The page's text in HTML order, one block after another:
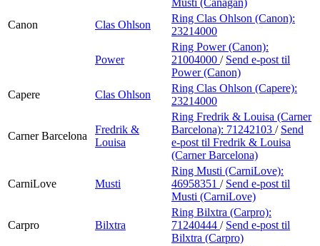
Canon
Clas Ohlson
Ring Clas Ohlson (Canon):
23214000
Power
Ring Power (Canon):
21004000 / Send e-post til
Power (Canon)
Capere
Clas Ohlson
Ring Clas Ohlson (Capere):
23214000
Carner Barcelona
Fredrik &
Louisa
Ring Fredrik & Louisa (Carner
Barcelona): 71242103 / Send
e-post til Fredrik & Louisa
(Carner Barcelona)
CarniLove Musti
Ring Musti (CarniLove):
46958351 / Send e-post til
Musti (CarniLove)
Carpro Bilxtra
Ring Bilxtra (Carpro):
71240444 / Send e-post til
Bilxtra (Carpro)